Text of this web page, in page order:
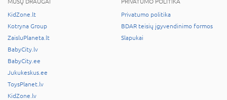
KidZone.lt
Kotryna Group
ZaisluPlaneta.lt
BabyCity.lv
BabyCity.ee
Jukukeskus.ee
ToysPlanet.lv
KidZone.lv
Privatumo politika
BDAR teisių įgyvendinimo formos
Slapukai